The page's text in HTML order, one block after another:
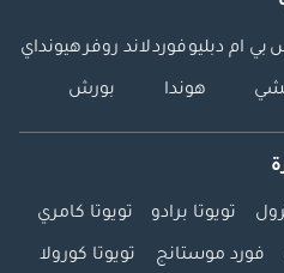
بي ام دبليوفوردلاند روفرهيونداي
هوندا بورش
تويوتا برادو تويوتا كامري
فورد موستانج تويوتا كورولا